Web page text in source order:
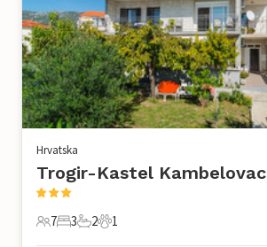
Hrvatska
Trogir-Kastel Kambelovac
7 Gosti
7
3 Spavaće sobe
3
2 Kupaonice
2
1 Kućni ljubimac
1